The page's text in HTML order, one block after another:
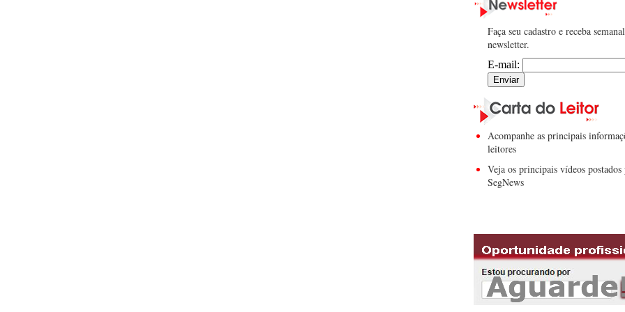
Faça seu cadastro e receba
newsletter.
E-mail:
Acompanhe as principais
leitores
Veja os principais vídeos
SegNews